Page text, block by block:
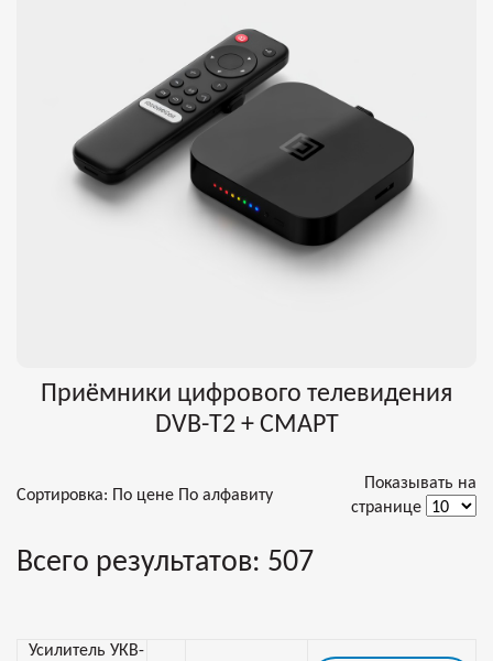
Приёмники цифрового телевидения
DVB-T2 + СМАРТ
Сортировка: По цене По алфавиту
Показывать на
странице
Всего результатов: 507
Усилитель УКВ-